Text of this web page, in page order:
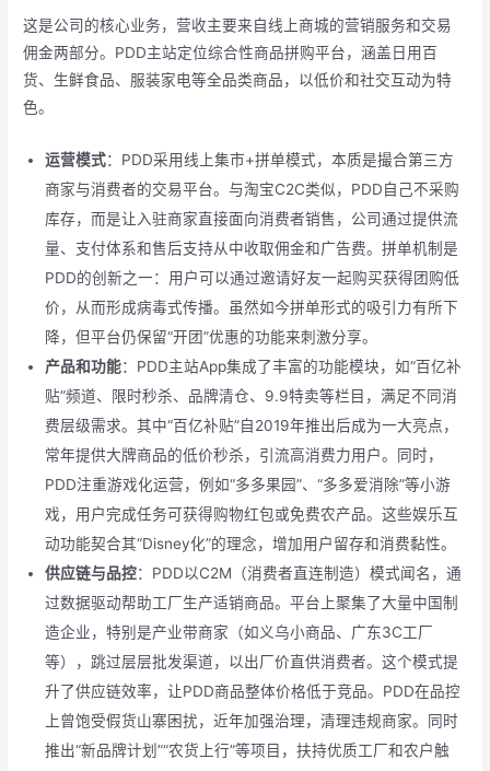
这是公司的核心业务，营收主要来自线上商城的营销服务和交易
佣金两部分。PDD主站定位综合性商品拼购平台，涵盖日用百
货、生鲜食品、服装家电等全品类商品，以低价和社交互动为特
色。
运营模式：PDD采用线上集市+拼单模式，本质是撮合第三方
商家与消费者的交易平台。与淘宝C2C类似，PDD自己不采购
库存，而是让入驻商家直接面向消费者销售，公司通过提供流
量、支付体系和售后支持从中收取佣金和广告费。拼单机制是
PDD的创新之一：用户可以通过邀请好友一起购买获得团购低
价，从而形成病毒式传播。虽然如今拼单形式的吸引力有所下
降，但平台仍保留“开团”优惠的功能来刺激分享。
产品和功能：PDD主站App集成了丰富的功能模块，如“百亿补
贴”频道、限时秒杀、品牌清仓、9.9特卖等栏目，满足不同消
费层级需求。其中“百亿补贴”自2019年推出后成为一大亮点，
常年提供大牌商品的低价秒杀，引流高消费力用户。同时，
PDD注重游戏化运营，例如“多多果园”、“多多爱消除”等小游
戏，用户完成任务可获得购物红包或免费农产品。这些娱乐互
动功能契合其“Disney化”的理念，增加用户留存和消费黏性。
供应链与品控：PDD以C2M（消费者直连制造）模式闻名，通
过数据驱动帮助工厂生产适销商品。平台上聚集了大量中国制
造企业，特别是产业带商家（如义乌小商品、广东3C工厂
等），跳过层层批发渠道，以出厂价直供消费者。这个模式提
升了供应链效率，让PDD商品整体价格低于竞品。PDD在品控
上曾饱受假货山寨困扰，近年加强治理，清理违规商家。同时
推出“新品牌计划”“农货上行”等项目，扶持优质工厂和农户触